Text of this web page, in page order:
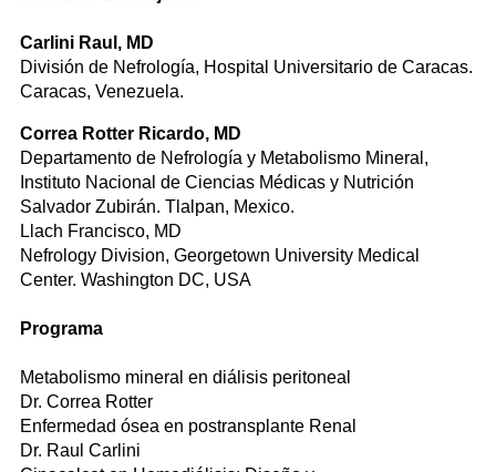
Carlini Raul, MD
División de Nefrología, Hospital Universitario de Caracas.
Caracas, Venezuela.
Correa Rotter Ricardo, MD
Departamento de Nefrología y Metabolismo Mineral,
Instituto Nacional de Ciencias Médicas y Nutrición
Salvador Zubirán. Tlalpan, Mexico.
Llach Francisco, MD
Nefrology Division, Georgetown University Medical
Center. Washington DC, USA
Programa
Metabolismo mineral en diálisis peritoneal
Dr. Correa Rotter
Enfermedad ósea en postransplante Renal
Dr. Raul Carlini